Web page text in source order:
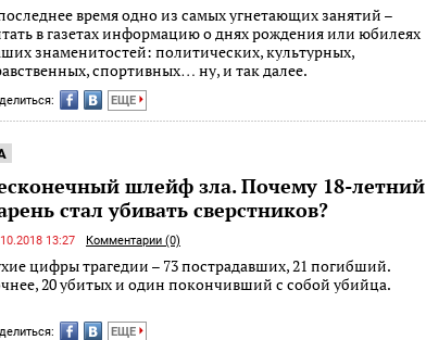
время одно из самых угнетающих занятий –
в газетах информацию о днях рождения или юбилеях
знаменито­стей: политических, культурных,
спортивных… ну, и так далее.
ЕЩЕ
шлейф зла. Почему 18-летний
стал убивать сверстников?
13:27 Комментарии (0)
цифры трагедии – 73 пострадавших, 21 погибший.
20 убитых и один покончивший с собой убийца.
ЕЩЕ